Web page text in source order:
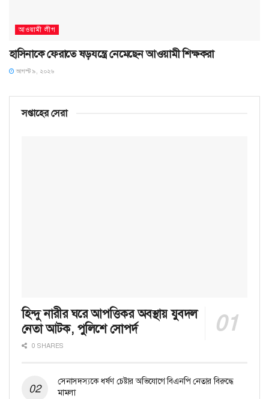
আওয়ামী লীগ
হাসিনাকে ফেরাতে ষড়যন্ত্রে নেমেছেন আওয়ামী শিক্ষকরা
আগস্ট ৯, ২০২৬
সপ্তাহের সেরা
হিন্দু নারীর ঘরে আপত্তিকর অবস্থায় যুবদল
নেতা আটক, পুলিশে সোপর্দ
0 SHARES
সেনাসদস্যকে ধর্ষণ চেষ্টার অভিযোগে বিএনপি নেতার বিরুদ্ধে
মামলা